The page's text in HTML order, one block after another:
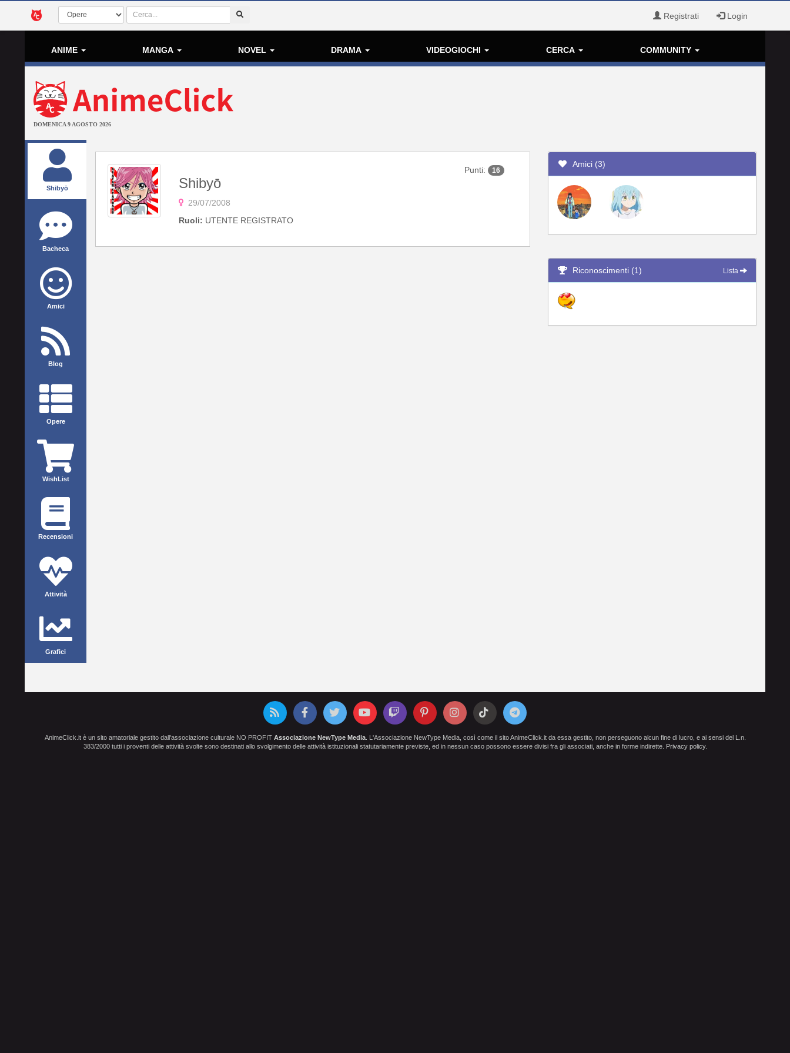
Registrati Login
ANIME MANGA NOVEL DRAMA VIDEOGIOCHI CERCA COMMUNITY
DOMENICA 9 AGOSTO 2026
Shibyō
Bacheca
Amici
Blog
Opere
WishList
Recensioni
Attività
Grafici
Shibyō
29/07/2008
Ruoli: UTENTE REGISTRATO
Punti: 16
Amici (3)
Riconoscimenti (1) Lista
AnimeClick.it è un sito amatoriale gestito dall'associazione culturale NO PROFIT Associazione NewType Media. L'Associazione NewType Media, così come il sito AnimeClick.it da essa gestito, non perseguono alcun fine di lucro, e ai sensi del L.n.
383/2000 tutti i proventi delle attività svolte sono destinati allo svolgimento delle attività istituzionali statutariamente previste, ed in nessun caso possono essere divisi fra gli associati, anche in forme indirette. Privacy policy.